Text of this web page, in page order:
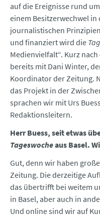
auf die Ereignisse rund
einem Besitzerwechwel in
journalistischen
und finanziert wird die
Medienvielfalt“. Kurz
bereits mit Dani Winter,
Koordinator der Zeitung.
das Projekt in der
sprachen wir mit Urs
Redaktionsleitern.
Herr Buess, seit etwas
Tageswocheaus Basel.
Gut, denn wir haben
Zeitung. Die derzeitige
das übertrifft bei weitem
in Basel, aber auch in
Und online sind wir auf